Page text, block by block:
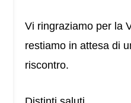
Vi ringraziamo per la
restiamo in attesa di
riscontro.